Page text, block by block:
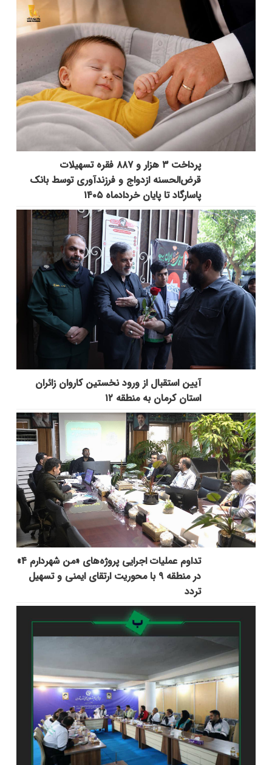
پرداخت ۳ هزار و ۸۸۷ فقره تسهیلات
قرض‌الحسنه ازدواج و فرزندآوری توسط بانک
پاسارگاد تا پایان خردادماه ۱۴۰۵
آیین استقبال از ورود نخستین کاروان زائران
استان کرمان به منطقه ۱۲
تداوم عملیات اجرایی پروژه‌های «من شهردارم ۴»
در منطقه ۹ با محوریت ارتقای ایمنی و تسهیل
تردد